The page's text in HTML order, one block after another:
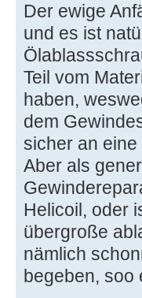
Der ewige
und es ist
Teil vom
haben,
dem
sicher an
Aber als
Helicoil, oder
übergroße
nämlich
begeben, soo